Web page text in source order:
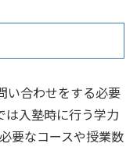
い合わせをする必要
は入塾時に行う学力
要なコースや授業数